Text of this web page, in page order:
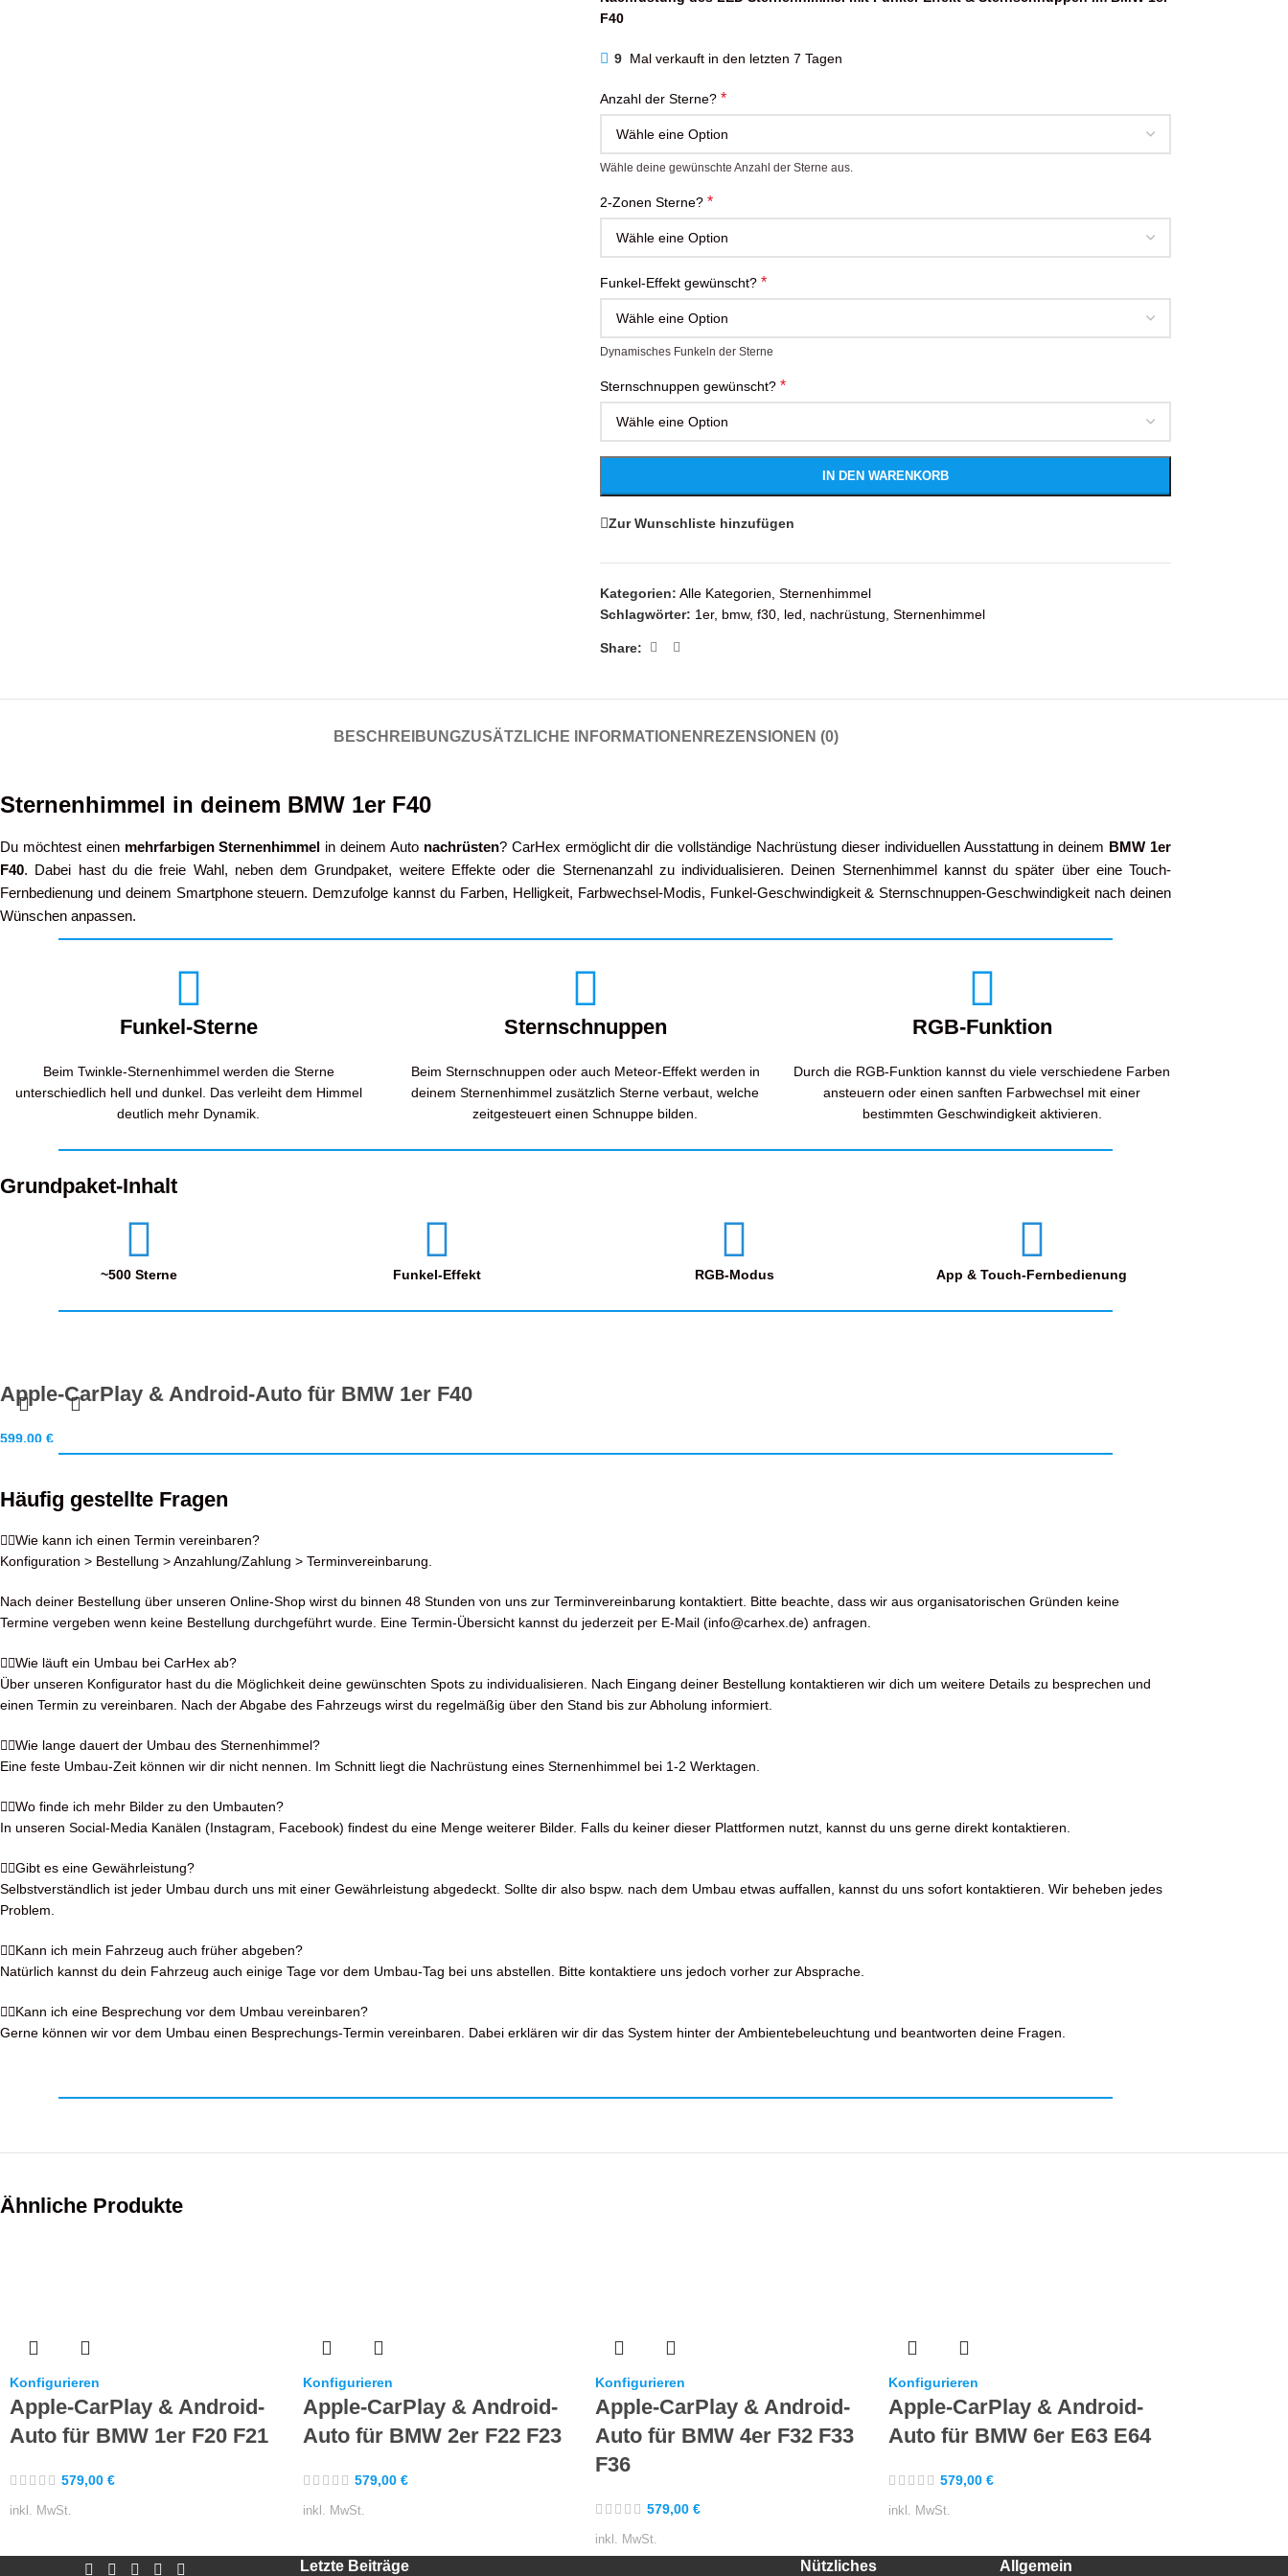
F40
9 Mal verkauft in den letzten 7 Tagen
Anzahl der Sterne? *
Wähle deine gewünschte Anzahl der Sterne aus.
2-Zonen Sterne? *
Funkel-Effekt gewünscht? *
Dynamisches Funkeln der Sterne
Sternschnuppen gewünscht? *
IN DEN WARENKORB
Zur Wunschliste hinzufügen
Kategorien: Alle Kategorien Sternenhimmel
Schlagwörter: 1er, bmw, f30, led nachrüstung Sternenhimmel
Share:
BESCHREIBUNGZUSÄTZLICHE INFORMATIONEN REZENSIONEN (0)
Sternenhimmel in deinem BMW 1er F40
Du möchtest einen mehrfarbigen Sternenhimmel in deinem Auto nachrüsten? CarHex ermöglicht dir die vollständige Nachrüstung dieser individuellen Ausstattung in deinem BMW 1er
F40. Dabei hast du die freie Wahl, neben dem Grundpaket, weitere Effekte oder die Sternenanzahl zu individualisieren. Deinen Sternenhimmel kannst du später über eine Touch-
Fernbedienung und deinem Smartphone steuern. Demzufolge kannst du Farben, Helligkeit, Farbwechsel-Modis, Funkel-Geschwindigkeit & Sternschnuppen-Geschwindigkeit nach deinen
Wünschen anpassen.
Funkel-Sterne
Beim Twinkle-Sternenhimmel werden die Sterne
unterschiedlich hell und dunkel. Das verleiht dem Himmel
deutlich mehr Dynamik.
Sternschnuppen
Beim Sternschnuppen oder auch Meteor-Effekt werden in
deinem Sternenhimmel zusätzlich Sterne verbaut, welche
zeitgesteuert einen Schnuppe bilden.
RGB-Funktion
Durch die RGB-Funktion kannst du viele verschiedene Farben
ansteuern oder einen sanften Farbwechsel mit einer
bestimmten Geschwindigkeit aktivieren.
Grundpaket-Inhalt
~500 Sterne Funkel-Effekt RGB-Modus App & Touch-Fernbedienung
Apple-CarPlay & Android-Auto für BMW 1er F40
599,00 €
Konfigurieren
inkl. MwSt.
Häufig gestellte Fragen
Wie kann ich einen Termin vereinbaren?
Konfiguration > Bestellung > Anzahlung/Zahlung > Terminvereinbarung.
Nach deiner Bestellung über unseren Online-Shop wirst du binnen 48 Stunden von uns zur Terminvereinbarung kontaktiert. Bitte beachte, dass wir aus organisatorischen Gründen keine
Termine vergeben wenn keine Bestellung durchgeführt wurde. Eine Termin-Übersicht kannst du jederzeit per E-Mail (info@carhex.de) anfragen.
Wie läuft ein Umbau bei CarHex ab?
Über unseren Konfigurator hast du die Möglichkeit deine gewünschten Spots zu individualisieren. Nach Eingang deiner Bestellung kontaktieren wir dich um weitere Details zu besprechen und
einen Termin zu vereinbaren. Nach der Abgabe des Fahrzeugs wirst du regelmäßig über den Stand bis zur Abholung informiert.
Wie lange dauert der Umbau des Sternenhimmel?
Eine feste Umbau-Zeit können wir dir nicht nennen. Im Schnitt liegt die Nachrüstung eines Sternenhimmel bei 1-2 Werktagen.
Wo finde ich mehr Bilder zu den Umbauten?
In unseren Social-Media Kanälen (Instagram, Facebook) findest du eine Menge weiterer Bilder. Falls du keiner dieser Plattformen nutzt, kannst du uns gerne direkt kontaktieren.
Gibt es eine Gewährleistung?
Selbstverständlich ist jeder Umbau durch uns mit einer Gewährleistung abgedeckt. Sollte dir also bspw. nach dem Umbau etwas auffallen, kannst du uns sofort kontaktieren. Wir beheben jedes
Problem.
Kann ich mein Fahrzeug auch früher abgeben?
Natürlich kannst du dein Fahrzeug auch einige Tage vor dem Umbau-Tag bei uns abstellen. Bitte kontaktiere uns jedoch vorher zur Absprache.
Kann ich eine Besprechung vor dem Umbau vereinbaren?
Gerne können wir vor dem Umbau einen Besprechungs-Termin vereinbaren. Dabei erklären wir dir das System hinter der Ambientebeleuchtung und beantworten deine Fragen.
Ähnliche Produkte
Konfigurieren
Apple-CarPlay & Android-
Auto für BMW 1er F20 F21
579,00 €
inkl. MwSt.
Konfigurieren
Apple-CarPlay & Android-
Auto für BMW 2er F22 F23
579,00 €
inkl. MwSt.
Konfigurieren
Apple-CarPlay & Android-
Auto für BMW 4er F32 F33
F36
579,00 €
inkl. MwSt.
Konfigurieren
Apple-CarPlay & Android-
Auto für BMW 6er E63 E64
579,00 €
inkl. MwSt.
Letzte Beiträge Nützliches Allgemein